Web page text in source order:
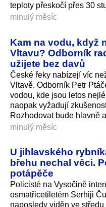
teploty přeskočí přes 30
minulý měsíc
Kam na vodu, když
Vltavu? Odborník
užijete bez davů
České řeky nabízejí víc
Vltavě. Odborník Petr
vodou, kde jsou letos
naopak vyžadují
Rozhodovat bude hlavně
minulý měsíc
U jihlavského
břehu nechal věci.
potápěče
Policisté na Vysočině
osmatřicetiletém Serhiji
naposledy viděn ve